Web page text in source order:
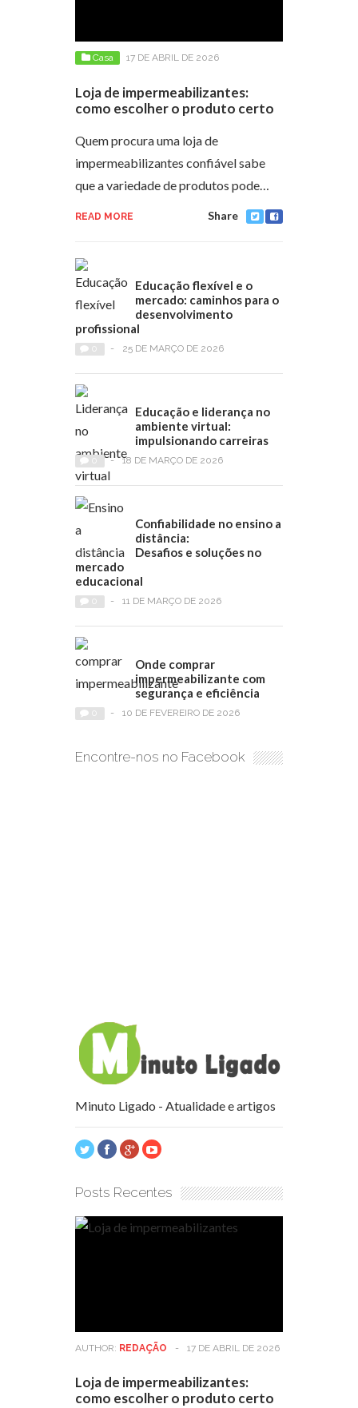
Casa 17 DE ABRIL DE 2026
Loja de impermeabilizantes:
como escolher o produto certo
Quem procura uma loja de
impermeabilizantes confiável sabe
que a variedade de produtos pode…
READ MORE Share
Educação flexível e o
mercado: caminhos para o
desenvolvimento
profissional
- 25 DE MARÇO DE 2026
Educação e liderança no
ambiente virtual:
impulsionando carreiras
- 18 DE MARÇO DE 2026
Confiabilidade no ensino a
distância:
Desafios e soluções no
mercado
educacional
- 11 DE MARÇO DE 2026
Onde comprar
impermeabilizante com
segurança e eficiência
- 10 DE FEVEREIRO DE 2026
Encontre-nos no Facebook
Minuto Ligado - Atualidade e artigos
Posts Recentes
AUTHOR: REDAÇÃO - 17 DE ABRIL DE 2026
Loja de impermeabilizantes:
como escolher o produto certo